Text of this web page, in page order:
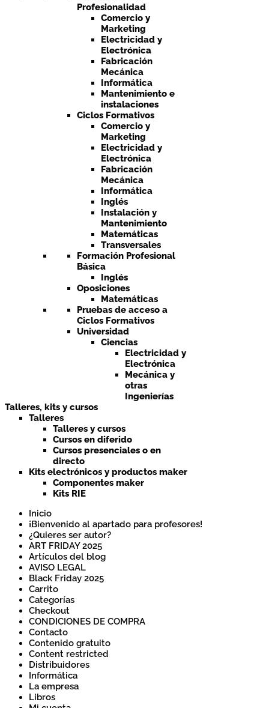
Profesionalidad
Comercio y
Marketing
Electricidad y
Electrónica
Fabricación
Mecánica
Informática
Mantenimiento e
instalaciones
Ciclos Formativos
Comercio y
Marketing
Electricidad y
Electrónica
Fabricación
Mecánica
Informática
Inglés
Instalación y
Mantenimiento
Matemáticas
Transversales
Formación Profesional
Básica
Inglés
Oposiciones
Matemáticas
Pruebas de acceso a
Ciclos Formativos
Universidad
Ciencias
Electricidad y
Electrónica
Mecánica y
otras
Ingenierías
Talleres, kits y cursos
Talleres
Talleres y cursos
Cursos en diferido
Cursos presenciales o en
directo
Kits electrónicos y productos maker
Componentes maker
Kits RIE
Inicio
¡Bienvenido al apartado para profesores!
¿Quieres ser autor?
ART FRIDAY 2025
Artículos del blog
AVISO LEGAL
Black Friday 2025
Carrito
Categorías
Checkout
CONDICIONES DE COMPRA
Contacto
Contenido gratuito
Content restricted
Distribuidores
Informática
La empresa
Libros